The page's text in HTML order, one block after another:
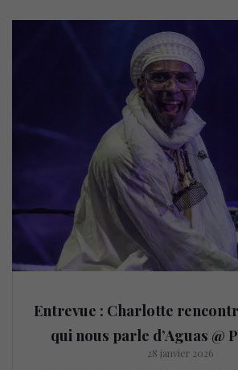
Entrevue : Charlotte
qui nous parle d’Aguas @
28 janvier 2026